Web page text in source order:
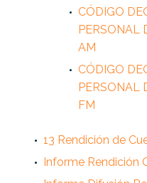
CÓDIGO
PERSONAL
AM
CÓDIGO
PERSONAL
FM
13 Rendición de
Informe Rendición